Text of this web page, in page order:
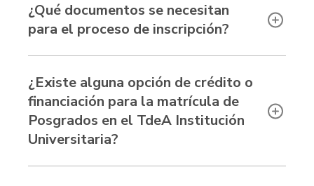
¿Qué documentos se necesitan
para el proceso de inscripción?
¿Existe alguna opción de crédito o
financiación para la matrícula de
Posgrados en el TdeA Institución
Universitaria?